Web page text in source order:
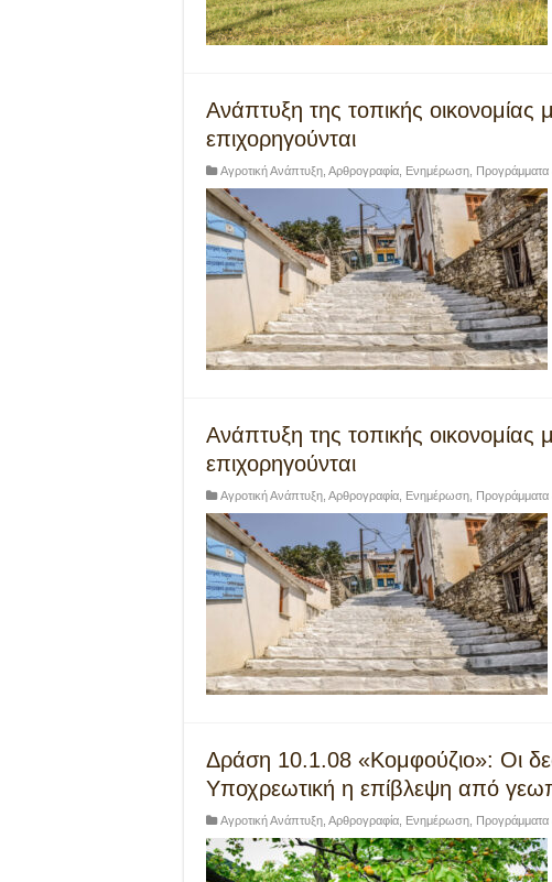
Ανάπτυξη της τοπικής
επιχορηγούνται
Αγροτική Ανάπτυξη Αρθρογραφία Ενημέρωση Προγράμματα
Ανάπτυξη της τοπικής
επιχορηγούνται
Αγροτική Ανάπτυξη Αρθρογραφία Ενημέρωση Προγράμματα
Δράση 10.1.08 «Κομφούζιο»: Οι
Υποχρεωτική η επίβλεψη από
Αγροτική Ανάπτυξη Αρθρογραφία Ενημέρωση Προγράμματα